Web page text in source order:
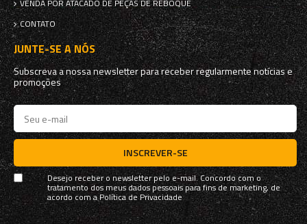
VENDA POR ATACADO DE PEÇAS DE REBOQUE
CONTATO
JUNTE-SE A NÓS
Subscreva a nossa newsletter para receber regularmente notícias e
promoções
INSCREVER-SE
Desejo receber o newsletter pelo e-mail. Concordo com o
tratamento dos meus dados pessoais para fins de marketing, de
acordo com aPolítica de Privacidade